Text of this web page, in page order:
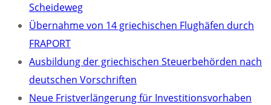
Scheideweg
Übernahme von 14 griechischen Flughäfen durch
FRAPORT
Ausbildung der griechischen Steuerbehörden nach
deutschen Vorschriften
Neue Fristverlängerung für Investitionsvorhaben